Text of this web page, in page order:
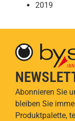
2019
Abonnieren Sie
bleiben Sie
Produktpalette,